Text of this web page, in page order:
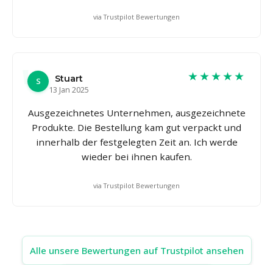
via Trustpilot Bewertungen
S
Stuart
13 Jan 2025
★★★★★
Ausgezeichnetes Unternehmen, ausgezeichnete
Produkte. Die Bestellung kam gut verpackt und
innerhalb der festgelegten Zeit an. Ich werde
wieder bei ihnen kaufen.
via Trustpilot Bewertungen
Alle unsere Bewertungen auf Trustpilot ansehen